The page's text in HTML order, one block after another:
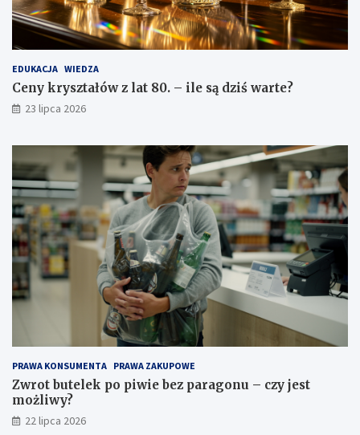
EDUKACJA WIEDZA
Ceny kryształów z lat 80. – ile są dziś warte?
23 lipca 2026
PRAWA KONSUMENTA PRAWA ZAKUPOWE
Zwrot butelek po piwie bez paragonu – czy jest
możliwy?
22 lipca 2026